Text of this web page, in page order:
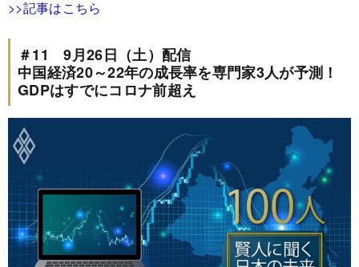
>>記事はこちら
＃11 9月26日（土）配信
中国経済20～22年の成長率を専門家3人が予測！
GDPはすでにコロナ前超え